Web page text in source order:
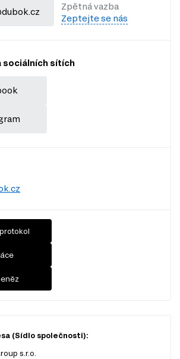
Zpětná vazba
Zeptejte se nás
sociálních sítích
(Sídlo společnosti):
s.r.o.